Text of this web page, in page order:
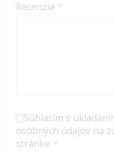
Recenzia
Súhlasím s
osobných údajov na
stránke